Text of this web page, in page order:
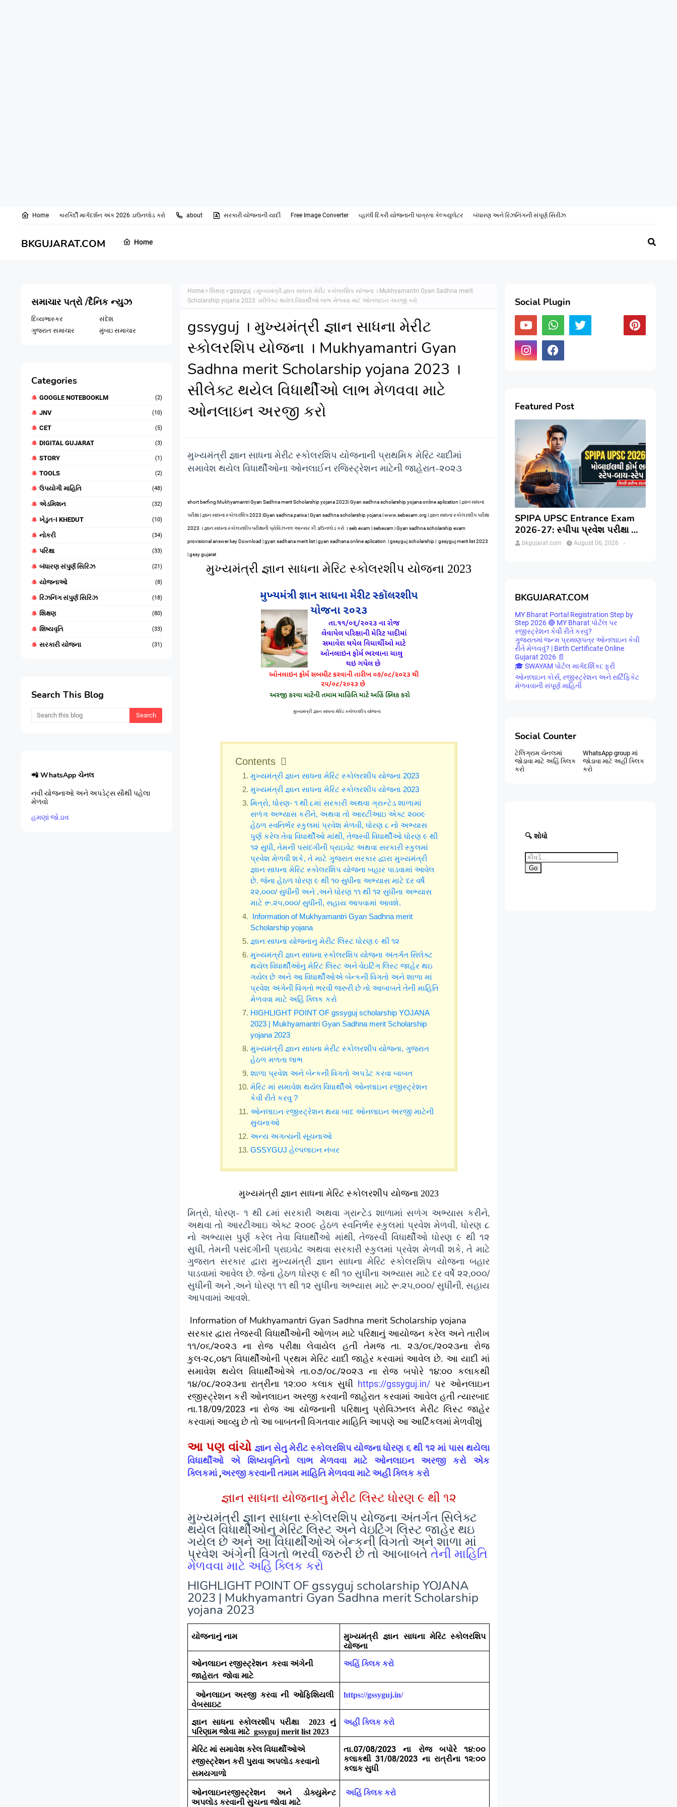
Home કારકિર્દી માર્ગદર્શન અંક 2026 ડાઉનલોડ કરો about સરકારી યોજનાની યાદી Free Image Converter વ્હાલી દિકરી યોજનાની પાત્રતા કેલ્ક્યુલેટર બંધારણ અને રિઝનિંગની સંપૂર્ણ સિરીઝ
BKGUJARAT.COM Home
સમાચાર પત્રો /દૈનિક ન્યુઝ
દિવ્યભાસ્કર
સંદેશ
ગુજરાત સમાચાર
મુંબઇ સમાચાર
Categories
GOOGLE NOTEBOOKLM (2)
JNV (10)
CET (5)
DIGITAL GUJARAT (3)
STORY (1)
TOOLS (2)
ઉપયોગી માહિતિ (48)
એડમિશન (32)
ખેડુત-I KHEDUT (10)
નોકરી (34)
પરિક્ષા (33)
બંધારણ સંપુર્ણ સિરિઝ (21)
યોજનાઓ (8)
રિઝનિંગ સંપુર્ણ સિરિઝ (18)
શિક્ષણ (80)
શિષ્યવૃતિ (33)
સરકારી યોજના (31)
Search This Blog
📲 WhatsApp ચેનલ
નવી યોજનાઓ અને અપડેટ્સ સૌથી પહેલા
મેળવો
હમણાં જોડાવ
Home શિક્ષણ
gssyguj । મુખ્યમંત્રી જ્ઞાન સાધના મેરીટ સ્કોલરશિપ યોજના । Mukhyamantri Gyan Sadhna merit
Scholarship yojana 2023 ।સીલેક્ટ થયેલ વિધાર્થીઓ લાભ મેળવવા માટે ઓનલાઇન અરજી કરો
gssyguj । મુખ્યમંત્રી જ્ઞાન સાધના મેરીટ
સ્કોલરશિપ યોજના । Mukhyamantri Gyan
Sadhna merit Scholarship yojana 2023 ।
સીલેક્ટ થયેલ વિધાર્થીઓ લાભ મેળવવા માટે
ઓનલાઇન અરજી કરો
મુખ્યમંત્રી જ્ઞાન સાધના મેરીટ સ્કોલરશિપ યોજનાની પ્રાથમિક મેરિટ ચાદીમાં
સમાવેશ થયેલ વિધાર્થીઓના ઓનલાઈન રજિસ્ટ્રેશન માટેની જાહેરાત-૨૦૨૩
short berfing:Mukhyamantri Gyan Sadhna merit Scholarship yojana 2023| Gyan sadhna scholarship yojana online aplication | જ્ઞાન સાધના
પરીક્ષા | જ્ઞાન સાધના સ્કોલરશિપ 2023 |Gyan sadhna parixa | Gyan sadhna scholarship yojana | www.sebexam.org | જ્ઞાન સાધના સ્કોલરશીપ પરીક્ષા
2023 । જ્ઞાન સાધના સ્કોલરશીપ પરીક્ષાની પ્રોવિઝનલ આન્સર કી ડાઉનલોડ કરો । seb exam | sebexam | Gyan sadhna scholarship exam
provisional answer key Download | gyan sadhana merit list | gyan sadhana online aplication | gssyguj scholarship | gssyguj merit list 2023
| gssy gujarat
મુખ્યમંત્રી જ્ઞાન સાધના મેરિટ સ્કોલરશીપ યોજના 2023
મુખ્યમંત્રી જ્ઞાન સાધના મેરિટ સ્કોલરશીપ યોજના
Contents
મુખ્યમંત્રી જ્ઞાન સાધના મેરિટ સ્કોલરશીપ યોજના 2023
મુખ્યમંત્રી જ્ઞાન સાધના મેરિટ સ્કોલરશીપ યોજના 2023
મિત્રો, ધોરણ- ૧ થી ૮માં સરકારી અથવા ગ્રાન્ટેડ શાળામાં
સળંગ અભ્યાસ કરીને, અથવા તો આરટીઆઇ એક્ટ ૨૦૦૯
હેઠળ સ્વનિર્ભર સ્કુલમાં પ્રવેશ મેળવી, ધોરણ ૮ નો અભ્યાસ
પુર્ણ કરેલ તેવા વિધાર્થીઓ માંથી, તેજસ્વી વિધાર્થીઓ ધોરણ ૯ થી
૧૨ સુધી, તેમની પસંદગીની પ્રાઇવેટ અથવા સરકારી સ્કુલમાં
પ્રવેશ મેળવી શકે, તે માટે ગુજરાત સરકાર દ્વારા મુખ્યમંત્રી
જ્ઞાન સાધના મેરિટ સ્કોલરશિપ યોજના બહાર પાડવામાં આવેલ
છે. જેના હેઠળ ધોરણ ૯ થી ૧૦ સુધીના અભ્યાસ માટે દર વર્ષે
૨૨,૦૦૦/ સુધીની અને ,અને ધોરણ ૧૧ થી ૧૨ સુધીના અભ્યાસ
માટે રૂ.૨૫,૦૦૦/ સુધીની, સહાય આપવામાં આવશે.
Information of Mukhyamantri Gyan Sadhna merit
Scholarship yojana
જ્ઞાન સાધના યોજનાનુ મેરીટ લિસ્ટ ધોરણ ૯ થી ૧૨
મુખ્યમંત્રી જ્ઞાન સાધના સ્કોલરશિપ યોજના અંતર્ગત સિલેક્ટ
થયેલ વિધાર્થીઓનુ મેરિટ લિસ્ટ અને વેઇટિંંગ લિસ્ટ જાહેર થઇ
ગયેલ છે અને આ વિધાર્થીઓએ બેન્કની વિગતો અને શાળા માં
પ્રવેશ અંગેની વિગતો ભરવી જરુરી છે તો આબાબતે તેની માહિતિ
મેળવવા માટે અહિં ક્લિક કરો
HIGHLIGHT POINT OF gssyguj scholarship YOJANA
2023 | Mukhyamantri Gyan Sadhna merit Scholarship
yojana 2023
મુખ્યમંત્રી જ્ઞાન સાધના મેરીટ સ્કોલરશીપ યોજના, ગુજરાત
હેઠળ મળતા લાભ
શાળા પ્રવેશ અને બેન્કની વિગતો અપડેટ કરવા બાબત
મેરિટ માં સમાવેશ થયેલ વિધાર્થીએ ઓનલાઇન રજીસ્ટ્રેશન
કેવી રીતે કરવુ ?
ઓનલાઇન રજીસ્ટ્રેશન થયા બાદ ઓનલાઇન અરજી માટેની
સુચનાઓ
અન્ય અગત્યની સૂચનાઓ
GSSYGUJ હેલ્પલાઇન નંબર
મુખ્યમંત્રી જ્ઞાન સાધના મેરિટ સ્કોલરશીપ યોજના2023
મિત્રો, ધોરણ- ૧ થી ૮માં સરકારી અથવા ગ્રાન્ટેડ શાળામાં સળંગ અભ્યાસ કરીને,
અથવા તો આરટીઆઇ એક્ટ ૨૦૦૯ હેઠળ સ્વનિર્ભર સ્કુલમાં પ્રવેશ મેળવી, ધોરણ ૮
નો અભ્યાસ પુર્ણ કરેલ તેવા વિધાર્થીઓ માંથી, તેજસ્વી વિધાર્થીઓ ધોરણ ૯ થી ૧૨
સુધી, તેમની પસંદગીની પ્રાઇવેટ અથવા સરકારી સ્કુલમાં પ્રવેશ મેળવી શકે, તે માટે
ગુજરાત સરકાર દ્વારા મુખ્યમંત્રી જ્ઞાન સાધના મેરિટ સ્કોલરશિપ યોજના બહાર
પાડવામાં આવેલ છે. જેના હેઠળ ધોરણ ૯ થી ૧૦ સુધીના અભ્યાસ માટે દર વર્ષે ૨૨,૦૦૦/
સુધીની અને ,અને ધોરણ ૧૧ થી ૧૨ સુધીના અભ્યાસ માટે રૂ.૨૫,૦૦૦/ સુધીની, સહાય
આપવામાં આવશે.
Information of Mukhyamantri Gyan Sadhna merit Scholarship yojana
સરકાર દ્વારા તેજસ્વી વિધાર્થીઓની ઓળખ માટે પરિક્ષાનું આયોજન કરેલ અને તારીખ
૧૧/૦૬/૨૦૨૩ ના રોજ પરીક્ષા લેવાયેલ હતી તેમજ તા. ૨૩/૦૬/૨૦૨૩ના રોજ
કુલ-૨૮,૦૪૧ વિધાર્થીઓની પ્રથમ મેરિટ યાદી જાહેર કરવામાં આવેલ છે. આ યાદી માં
સમાવેશ થયેલ વિધાર્થીઓએ તા.૦૭/૦૮/૨૦૨૩ ના રોજ બપોરે ૧૪:૦૦ કલાકથી
૧૪/૦૮/૨૦૨૩ના રાત્રીના ૧૨:૦૦ કલાક સુધી https://gssyguj.in/પર ઓનલાઇન
રજીસ્ટ્રેશન કરી ઓનલાઇન અરજી કરવાની જાહેરાત કરવામાં આવેલ હતી ત્યારબાદ
તા.18/09/2023 ના રોજ આ યોજનાની પરિક્ષાનુ પ્રોવિઝનલ મેરીટ લિસ્ટ જાહેર
કરવામાં આવ્યુ છે તો આ બાબતની વિગતવાર માહિતિ આપણે આ આર્ટિકલમાં મેળવીશું
આ પણ વાંચો જ્ઞાન સેતુ મેરીટ સ્કોલરશિપ યોજના ધોરણ ૬ થી ૧૨ માં પાસ થયેલા
વિધાર્થીઓ એ શિષ્યવૃતિનો લાભ મેળવવા માટે ઓનલાઇન અરજી કરો એક
ક્લિકમાં,અરજી કરવાની તમામ માહિતિ મેળવવા માટે અહીં ક્લિક કરો
જ્ઞાન સાધના યોજનાનુ મેરીટ લિસ્ટ ધોરણ ૯ થી ૧૨
મુખ્યમંત્રી જ્ઞાન સાધના સ્કોલરશિપ યોજના અંતર્ગત સિલેક્ટ
થયેલ વિધાર્થીઓનુ મેરિટ લિસ્ટ અને વેઇટિંંગ લિસ્ટ જાહેર થઇ
ગયેલ છે અને આ વિધાર્થીઓએ બેન્કની વિગતો અને શાળા માં
પ્રવેશ અંગેની વિગતો ભરવી જરુરી છે તો આબાબતે તેની માહિતિ
મેળવવા માટે અહિં ક્લિક કરો
HIGHLIGHT POINT OF gssyguj scholarship YOJANA
2023 | Mukhyamantri Gyan Sadhna merit Scholarship
yojana 2023
યોજનાનું નામ મુખ્યમંત્રી જ્ઞાન સાધના મેરિટ સ્કોલરશિપ
યોજના
ઓનલાઇન રજીસ્ટ્રેશન કરવા અંગેની
જાહેરાત જોવા માટે
અહિં ક્લિક કરો
ઓનલાઇન અરજી કરવા ની ઓફિશિયલી
વેબસાઇટ
https://gssyguj.in/
જ્ઞાન સાધના સ્કોલરશીપ પરીક્ષા 2023 નું
પરિણામ જોવા માટે gssyguj merit list 2023
અહીં ક્લિક કરો
મેરિટ માં સમાવેશ કરેલ વિધાર્થીઓએ
રજીસ્ટ્રેશન કરી પુરાવા અપલોડ કરવાનો
સમયગાળો
તા.07/08/2023 ના રોજ બપોરે ૧૪:૦૦
કલાકથી 31/08/2023 ના રાત્રીના ૧૨:૦૦
કલાક સુધી
ઓનલાઇનરજીસ્ટ્રેશન અને ડોક્યુમેન્ટ
અપલોડ કરવાની સુચના જોવા માટે
અહિં ક્લિક કરો
Social Plugin
Featured Post
SPIPA UPSC Entrance Exam
2026-27: સ્પીપા પ્રવેશ પરીક્ષા માટે
ઓનલાઇન અરજી કેવી રીતે કરવી?
bkgujarat.com -
August 06, 2026
BKGUJARAT.COM
MY Bharat Portal Registration Step by
Step 2026 🔴 MY Bharat પોર્ટલ પર
રજીસ્ટ્રેશન કેવી રીતે કરવું?
ગુજરાતમાં જન્મ પ્રમાણપત્ર ઓનલાઇન કેવી
રીતે મેળવવું? | Birth Certificate Online
Gujarat 2026 📄
🎓 SWAYAM પોર્ટલ માર્ગદર્શિકા: ફ્રી
ઓનલાઇન કોર્સ, રજીસ્ટ્રેશન અને સર્ટિફિકેટ
મેળવવાની સંપૂર્ણ માહિતી
Social Counter
ટેલિગ્રામ ચેનલમાં
જોડાવા માટે અહિં ક્લિક
કરો
WhatsApp group માં
જોડાવા માટે અહી ક્લિક
કરો
🔍 શોધો
Go